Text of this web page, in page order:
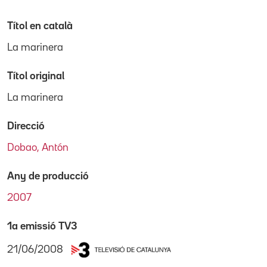
Títol en català
La marinera
Títol original
La marinera
Direcció
Dobao, Antón
Any de producció
2007
1a emissió TV3
21/06/2008